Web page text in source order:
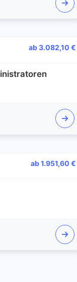
ab 3.082,10 €
ab 1.951,60 €